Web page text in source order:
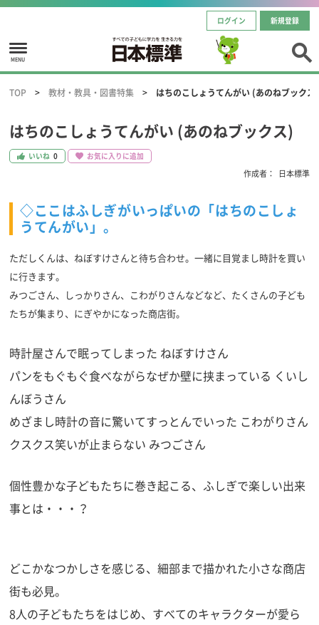
ログイン 新規登録
MENU
TOP 教材・教具・図書特集 はちのこしょうてんがい (あのねブックス)
はちのこしょうてんがい (あのねブックス)
いいね 0 お気に入りに追加
作成者： 日本標準
◇ここはふしぎがいっぱいの「はちのこしょ
うてんがい」。
ただしくんは、ねぼすけさんと待ち合わせ。一緒に目覚まし時計を買い
に行きます。
みつごさん、しっかりさん、こわがりさんなどなど、たくさんの子ども
たちが集まり、にぎやかになった商店街。
時計屋さんで眠ってしまった ねぼすけさん
パンをもぐもぐ食べながらなぜか壁に挟まっている くいし
んぼうさん
めざまし時計の音に驚いてすっとんでいった こわがりさん
クスクス笑いが止まらない みつごさん
個性豊かな子どもたちに巻き起こる、ふしぎで楽しい出来
事とは・・・？
どこかなつかしさを感じる、細部まで描かれた小さな商店
街も必見。
8人の子どもたちをはじめ、すべてのキャラクターが愛ら